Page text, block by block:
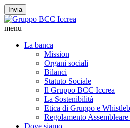
Invia
menu
La banca
Mission
Organi sociali
Bilanci
Statuto Sociale
Il Gruppo BCC Iccrea
La Sostenibilità
Etica di Gruppo e
Regolamento
Dove siamo